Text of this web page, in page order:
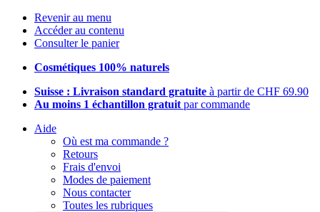
Revenir au menu
Accéder au contenu
Consulter le panier
Cosmétiques 100% naturels
Suisse : Livraison standard gratuite à partir de CHF 69.90
Au moins 1 échantillon gratuit par commande
Aide
Où est ma commande ?
Retours
Frais d'envoi
Modes de paiement
Nous contacter
Toutes les rubriques